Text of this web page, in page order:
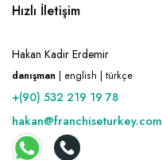
Hızlı İletişim
Hakan Kadir Erdemir
danışman | english | türkçe
+(90) 532 219 19 78
hakan@franchiseturkey.com